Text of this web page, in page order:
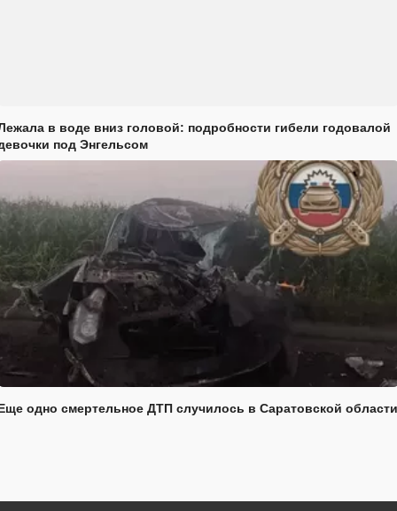
в воде вниз головой: подробности гибели годовалой
под Энгельсом
одно смертельное ДТП случилось в Саратовской области